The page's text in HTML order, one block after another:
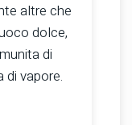
altre che
dolce,
di
vapore.